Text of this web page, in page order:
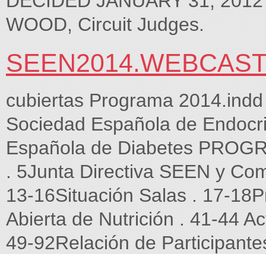
WOOD, Circuit Judges.
cubiertas Programa
Sociedad Española de
Española de Diabetes
. 5Junta Directiva SEEN y
13-16Situación Salas . 17-
Abierta de Nutrición . 41-44
49-92Relación de